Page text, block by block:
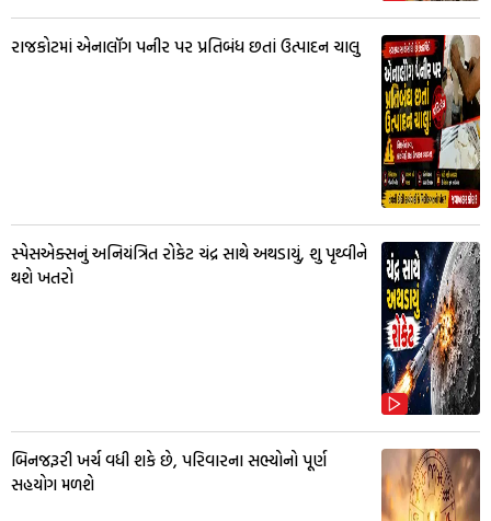
રાજકોટમાં એનાલૉગ પનીર પર પ્રતિબંધ છતાં ઉત્પાદન ચાલુ
સ્પેસએક્સનું અનિયંત્રિત રોકેટ ચંદ્ર સાથે અથડાયું, શુ પૃથ્વીને
થશે ખતરો
બિનજરૂરી ખર્ચ વધી શકે છે, પરિવારના સભ્યોનો પૂર્ણ
સહયોગ મળશે